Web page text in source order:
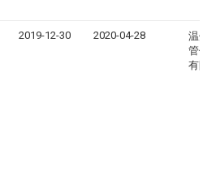
2019-12-30 2020-04-28
温州
管件
有限